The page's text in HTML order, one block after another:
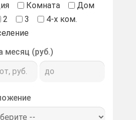
Комната
Дом
2 3
4-х ком.
месяц (руб.)